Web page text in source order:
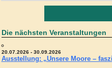
Die nächsten Veranstaltungen
20.07.2026 - 30.09.2026
Ausstellung: „Unsere Moore –